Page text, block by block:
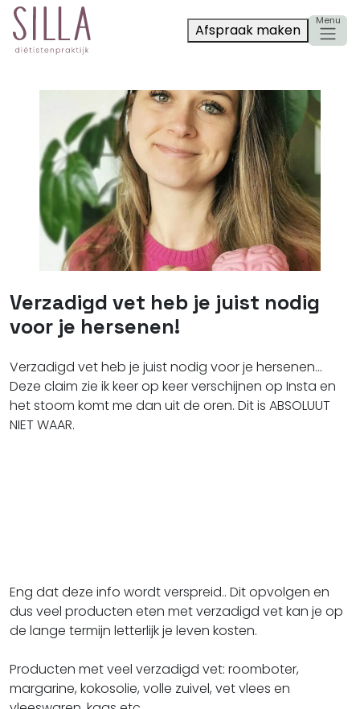
Afspraak maken
Verzadigd vet heb je juist nodig
voor je hersenen!
Verzadigd vet heb je juist nodig voor je hersenen...
Deze claim zie ik keer op keer verschijnen op Insta en
het stoom komt me dan uit de oren. Dit is ABSOLUUT
NIET WAAR.
Eng dat deze info wordt verspreid.. Dit opvolgen en
dus veel producten eten met verzadigd vet kan je op
de lange termijn letterlijk je leven kosten.
Producten met veel verzadigd vet: roomboter,
margarine, kokosolie, volle zuivel, vet vlees en